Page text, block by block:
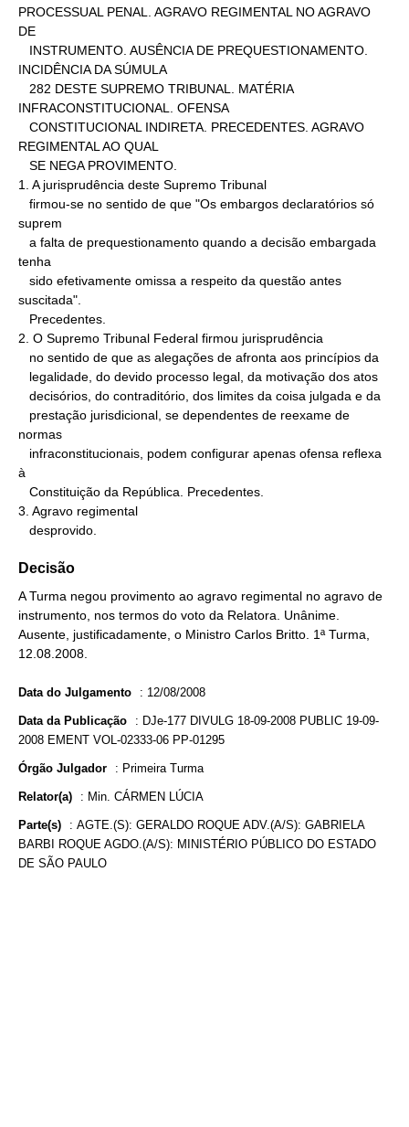
PROCESSUAL PENAL. AGRAVO REGIMENTAL NO AGRAVO
DE
INCIDÊNCIA DA SÚMULA
INFRACONSTITUCIONAL. OFENSA
REGIMENTAL AO QUAL
1. A jurisprudência deste Supremo Tribunal
suprem
tenha
suscitada".
2. O Supremo Tribunal Federal firmou jurisprudência
normas
à
3. Agravo regimental
   desprovido.
Decisão
A Turma negou provimento ao agravo regimental no agravo de
instrumento, nos termos do voto da Relatora. Unânime.
Ausente, justificadamente, o Ministro Carlos Britto. 1ª Turma,
12.08.2008.
Data do Julgamento : 12/08/2008
Data da Publicação : DJe-177 DIVULG 18-09-2008 PUBLIC 19-09-
2008 EMENT VOL-02333-06 PP-01295
Órgão Julgador : Primeira Turma
Relator(a) : Min. CÁRMEN LÚCIA
Parte(s) : AGTE.(S): GERALDO ROQUE ADV.(A/S): GABRIELA
BARBI ROQUE AGDO.(A/S): MINISTÉRIO PÚBLICO DO ESTADO
DE SÃO PAULO